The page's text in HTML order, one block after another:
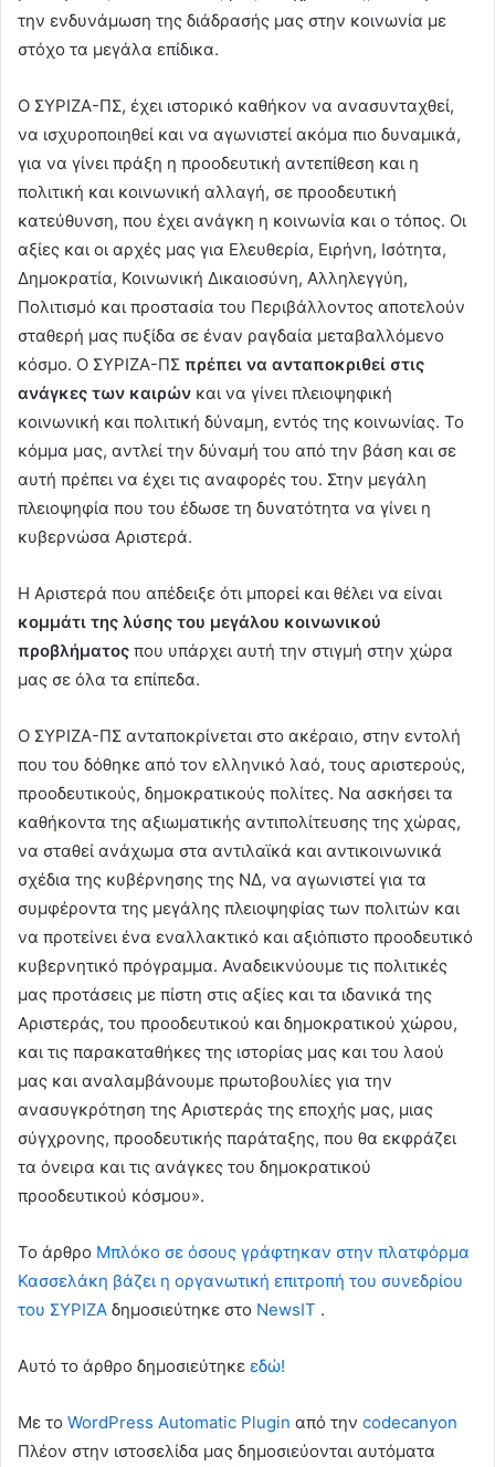
την ενδυνάμωση της διάδρασής μας στην κοινωνία με
στόχο τα μεγάλα επίδικα.
Ο ΣΥΡΙΖΑ-ΠΣ, έχει ιστορικό καθήκον να ανασυνταχθεί,
να ισχυροποιηθεί και να αγωνιστεί ακόμα πιο δυναμικά,
για να γίνει πράξη η προοδευτική αντεπίθεση και η
πολιτική και κοινωνική αλλαγή, σε προοδευτική
κατεύθυνση, που έχει ανάγκη η κοινωνία και ο τόπος. Οι
αξίες και οι αρχές μας για Ελευθερία, Ειρήνη, Ισότητα,
Δημοκρατία, Κοινωνική Δικαιοσύνη, Αλληλεγγύη,
Πολιτισμό και προστασία του Περιβάλλοντος αποτελούν
σταθερή μας πυξίδα σε έναν ραγδαία μεταβαλλόμενο
κόσμο. Ο ΣΥΡΙΖΑ-ΠΣ πρέπει να ανταποκριθεί στις
ανάγκες των καιρών και να γίνει πλειοψηφική
κοινωνική και πολιτική δύναμη, εντός της κοινωνίας. Το
κόμμα μας, αντλεί την δύναμή του από την βάση και σε
αυτή πρέπει να έχει τις αναφορές του. Στην μεγάλη
πλειοψηφία που του έδωσε τη δυνατότητα να γίνει η
κυβερνώσα Αριστερά.
Η Αριστερά που απέδειξε ότι μπορεί και θέλει να είναι
κομμάτι της λύσης του μεγάλου κοινωνικού
προβλήματος που υπάρχει αυτή την στιγμή στην χώρα
μας σε όλα τα επίπεδα.
Ο ΣΥΡΙΖΑ-ΠΣ ανταποκρίνεται στο ακέραιο, στην εντολή
που του δόθηκε από τον ελληνικό λαό, τους αριστερούς,
προοδευτικούς, δημοκρατικούς πολίτες. Να ασκήσει τα
καθήκοντα της αξιωματικής αντιπολίτευσης της χώρας,
να σταθεί ανάχωμα στα αντιλαϊκά και αντικοινωνικά
σχέδια της κυβέρνησης της ΝΔ, να αγωνιστεί για τα
συμφέροντα της μεγάλης πλειοψηφίας των πολιτών και
να προτείνει ένα εναλλακτικό και αξιόπιστο προοδευτικό
κυβερνητικό πρόγραμμα. Αναδεικνύουμε τις πολιτικές
μας προτάσεις με πίστη στις αξίες και τα ιδανικά της
Αριστεράς, του προοδευτικού και δημοκρατικού χώρου,
και τις παρακαταθήκες της ιστορίας μας και του λαού
μας και αναλαμβάνουμε πρωτοβουλίες για την
ανασυγκρότηση της Αριστεράς της εποχής μας, μιας
σύγχρονης, προοδευτικής παράταξης, που θα εκφράζει
τα όνειρα και τις ανάγκες του δημοκρατικού
προοδευτικού κόσμου».
To άρθρο Μπλόκο σε όσους γράφτηκαν στην πλατφόρμα
Κασσελάκη βάζει η οργανωτική επιτροπή του συνεδρίου
του ΣΥΡΙΖΑ δημοσιεύτηκε στο NewsIT .
Αυτό το άρθρο δημοσιεύτηκε εδώ!
Με το WordPress Automatic Plugin από την codecanyon
Πλέον στην ιστοσελίδα μας δημοσιεύονται αυτόματα